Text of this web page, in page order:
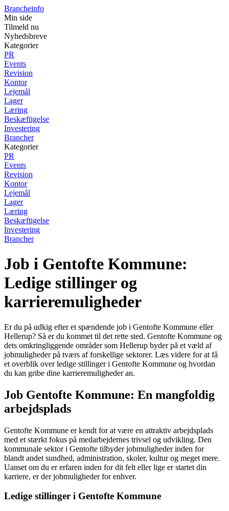
Brancheinfo
Min side
Tilmeld nu
Nyhedsbreve
Kategorier
PR
Events
Revision
Kontor
Lejemål
Lager
Læring
Beskæftigelse
Investering
Brancher
Kategorier
PR
Events
Revision
Kontor
Lejemål
Lager
Læring
Beskæftigelse
Investering
Brancher
Job i Gentofte Kommune:
Ledige stillinger og
karrieremuligheder
Er du på udkig efter et spændende job i Gentofte Kommune eller
Hellerup? Så er du kommet til det rette sted. Gentofte Kommune og
dets omkringliggende områder som Hellerup byder på et væld af
jobmuligheder på tværs af forskellige sektorer. Læs videre for at få
et overblik over ledige stillinger i Gentofte Kommune og hvordan
du kan gribe dine karrieremuligheder an.
Job Gentofte Kommune: En mangfoldig
arbejdsplads
Gentofte Kommune er kendt for at være en attraktiv arbejdsplads
med et stærkt fokus på medarbejdernes trivsel og udvikling. Den
kommunale sektor i Gentofte tilbyder jobmuligheder inden for
blandt andet sundhed, administration, skoler, kultur og meget mere.
Uanset om du er erfaren inden for dit felt eller lige er startet din
karriere, er der jobmuligheder for enhver.
Ledige stillinger i Gentofte Kommune